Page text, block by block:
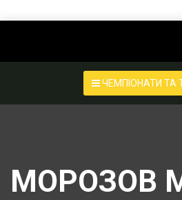
ЧЕМПІОНАТИ ТА
МОРОЗОВ